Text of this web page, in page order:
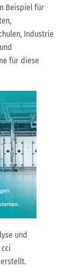
Beispiel für
Industrie
für diese
und